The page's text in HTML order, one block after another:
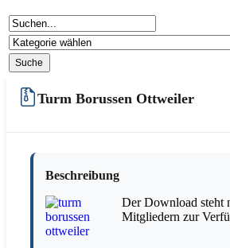
Turm Borussen Ottweiler
Beschreibung
Der Download steht
Mitgliedern zur